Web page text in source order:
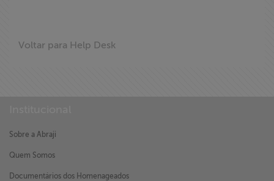
Voltar para Help Desk
Sobre a Abraji
Quem Somos
Documentários dos Homenageados